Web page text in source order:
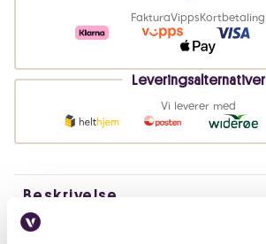
FakturaVippsKortbetaling
Leveringsalternativer
Vi leverer med
Beskrivelse